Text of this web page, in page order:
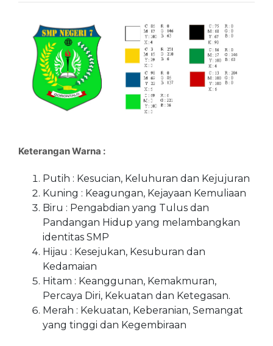
Keterangan Warna :
Putih : Kesucian, Keluhuran dan Kejujuran
Kuning : Keagungan, Kejayaan Kemuliaan
Biru : Pengabdian yang Tulus dan
Pandangan Hidup yang melambangkan
identitas SMP
Hijau : Kesejukan, Kesuburan dan
Kedamaian
Hitam : Keanggunan, Kemakmuran,
Percaya Diri, Kekuatan dan Ketegasan.
Merah : Kekuatan, Keberanian, Semangat
yang tinggi dan Kegembiraan